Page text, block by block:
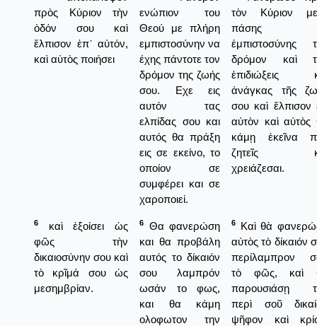
πρὸς Κύριον τὴν
ὁδόν σου καὶ
ἔλπισον ἐπ᾿ αὐτόν,
καὶ αὐτὸς ποιήσει
ενώπιον του
Θεού με πλήρη
εμπιστοσύνην να
έχης πάντοτε τον
δρόμον της ζωής
σου. Εχε εις
αυτόν τας
ελπίδας σου και
αυτός θα πράξη
εις σε εκείνο, το
οποίον σε
συμφέρει και σε
χαροποιεί.
τὸν Κύριον
πάσης
ἐμπιστοσύνης
δρόμον καὶ
ἐπιδιώξεις
ἀνάγκας τῆς
σου καὶ ἔλπισον
αὐτὸν καὶ αὐτὸς
κάμῃ ἐκεῖνα
ζητεῖς
χρειάζεσαι.
6
καὶ ἐξοίσει ὡς
φῶς τὴν
δικαιοσύνην σου καὶ
τὸ κρῖμά σου ὡς
μεσημβρίαν.
6
Θα φανερώση
και θα προβάλη
αυτός το δίκαιόν
σου λαμπρόν
ωσάν το φως,
και θα κάμη
ολοφωτον την
6
Καὶ θὰ
αὐτὸς τὸ δίκαιόν
περίλαμπρον
τὸ φῶς, καὶ
παρουσιάσῃ
περὶ σοῦ
ψῆφον καὶ